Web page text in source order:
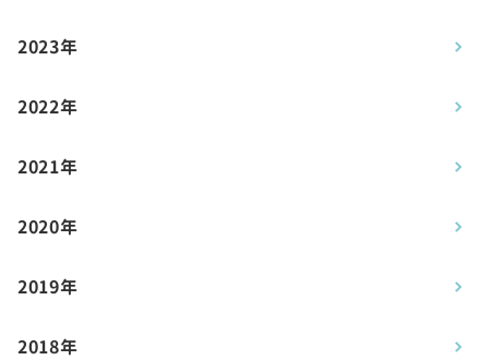
2023年
2022年
2021年
2020年
2019年
2018年